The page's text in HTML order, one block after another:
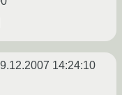
14:24:10